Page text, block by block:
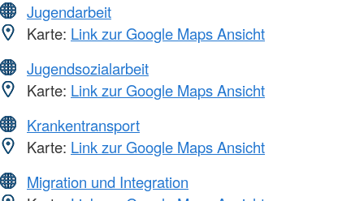
Jugendarbeit
Karte: Link zur Google Maps Ansicht
Jugendsozialarbeit
Karte: Link zur Google Maps Ansicht
Krankentransport
Karte: Link zur Google Maps Ansicht
Migration und Integration